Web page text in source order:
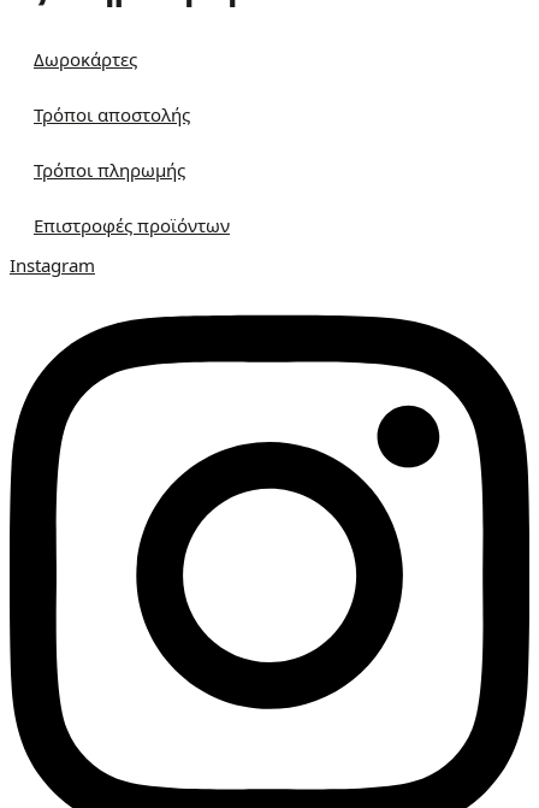
Δωροκάρτες
Τρόποι αποστολής
Τρόποι πληρωμής
Επιστροφές προϊόντων
Instagram